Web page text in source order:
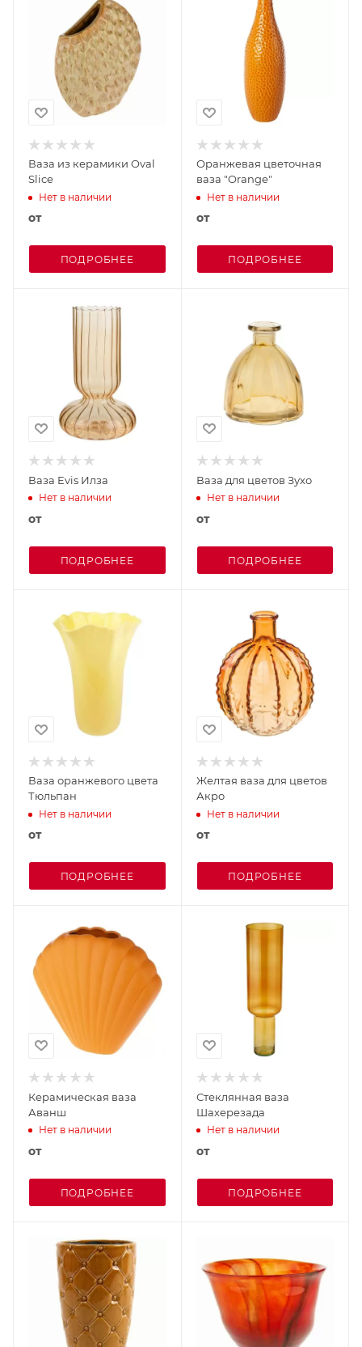
Ваза из керамики Oval
Slice
Нет в наличии
от
ПОДРОБНЕЕ
Оранжевая цветочная
ваза "Orange"
Нет в наличии
от
ПОДРОБНЕЕ
Ваза Evis Илза
Нет в наличии
от
ПОДРОБНЕЕ
Ваза для цветов Зухо
Нет в наличии
от
ПОДРОБНЕЕ
Ваза оранжевого цвета
Тюльпан
Нет в наличии
от
ПОДРОБНЕЕ
Желтая ваза для цветов
Акро
Нет в наличии
от
ПОДРОБНЕЕ
Керамическая ваза
Аванш
Нет в наличии
от
ПОДРОБНЕЕ
Стеклянная ваза
Шахерезада
Нет в наличии
от
ПОДРОБНЕЕ